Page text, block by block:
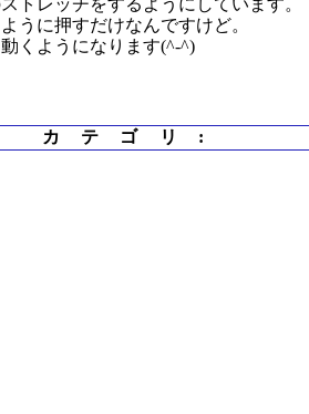
うに押すだけなんですけど。
くようになります(^-^)
カテゴリ :